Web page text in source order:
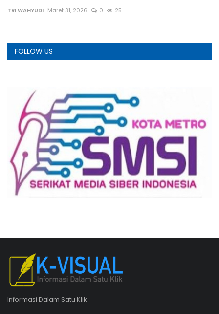
TRI WAHYUDI Maret 31, 2026 0 25
FOLLOW US
Informasi Dalam Satu Klik